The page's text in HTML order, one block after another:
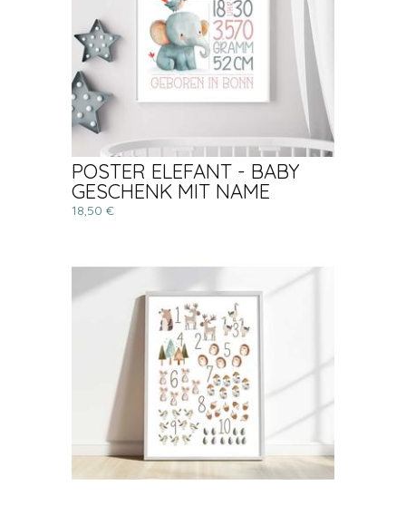
POSTER ELEFANT - BABY
GESCHENK MIT NAME
18,50 €